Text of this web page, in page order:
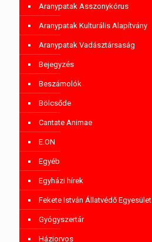
Aranypatak Asszonykórus
Aranypatak Kulturális Alapítvány
Aranypatak Vadásztársaság
Bejegyzés
Beszámolók
Bölcsőde
Cantate Animae
E.ON
Egyéb
Egyházi hírek
Fekete István Állatvédő Egyesület
Gyógyszertár
Háziorvos